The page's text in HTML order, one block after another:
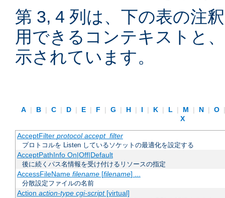
第 3, 4 列は、下の表の注
用できるコンテキストと
示されています。
A | B | C | D | E | F | G | H | I | K | L | M | N | O
X
AcceptFilter protocol accept_filter
プロトコルを Listen しているソケットの最適化を設定する
AcceptPathInfo On|Off|Default
後に続くパス名情報を受け付けるリソースの指定
AccessFileName filename[filename] ...
分散設定ファイルの名前
Action action-type cgi-script[virtual]